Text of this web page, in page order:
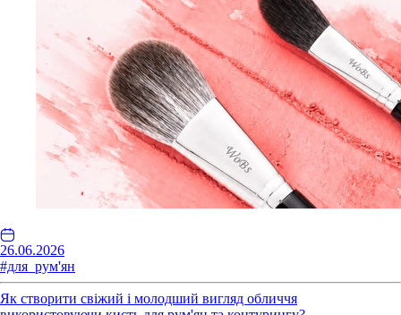
26.06.2026
#для_рум'ян
Як створити свіжий і молодший вигляд обличчя